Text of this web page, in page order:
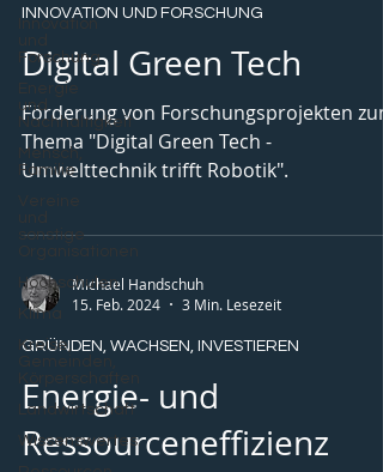
Forschung
Energie
und
Nachhaltigkeit
Mensch,
Familie
sonstige
Hochschulen
Klima
Kreise,
Landwirtschaft
Wissenswertes.
INNOVATION UND FORSCHUNG
Digital Green Tech
Förderung von Forschungsprojekten zum
Thema "Digital Green Tech -
Umwelttechnik trifft Robotik".
Michael Handschuh
15. Feb. 2024
3 Min. Lesezeit
GRÜNDEN, WACHSEN, INVESTIEREN
Energie- und
Ressourceneffizienz